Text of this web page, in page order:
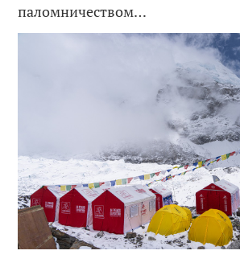
паломничеством…